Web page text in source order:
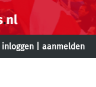
inloggen aanmelden